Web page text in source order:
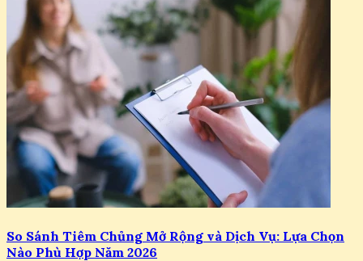
So Sánh Tiêm Chủng Mở Rộng và Dịch Vụ: Lựa Chọn
Nào Phù Hợp Năm 2026